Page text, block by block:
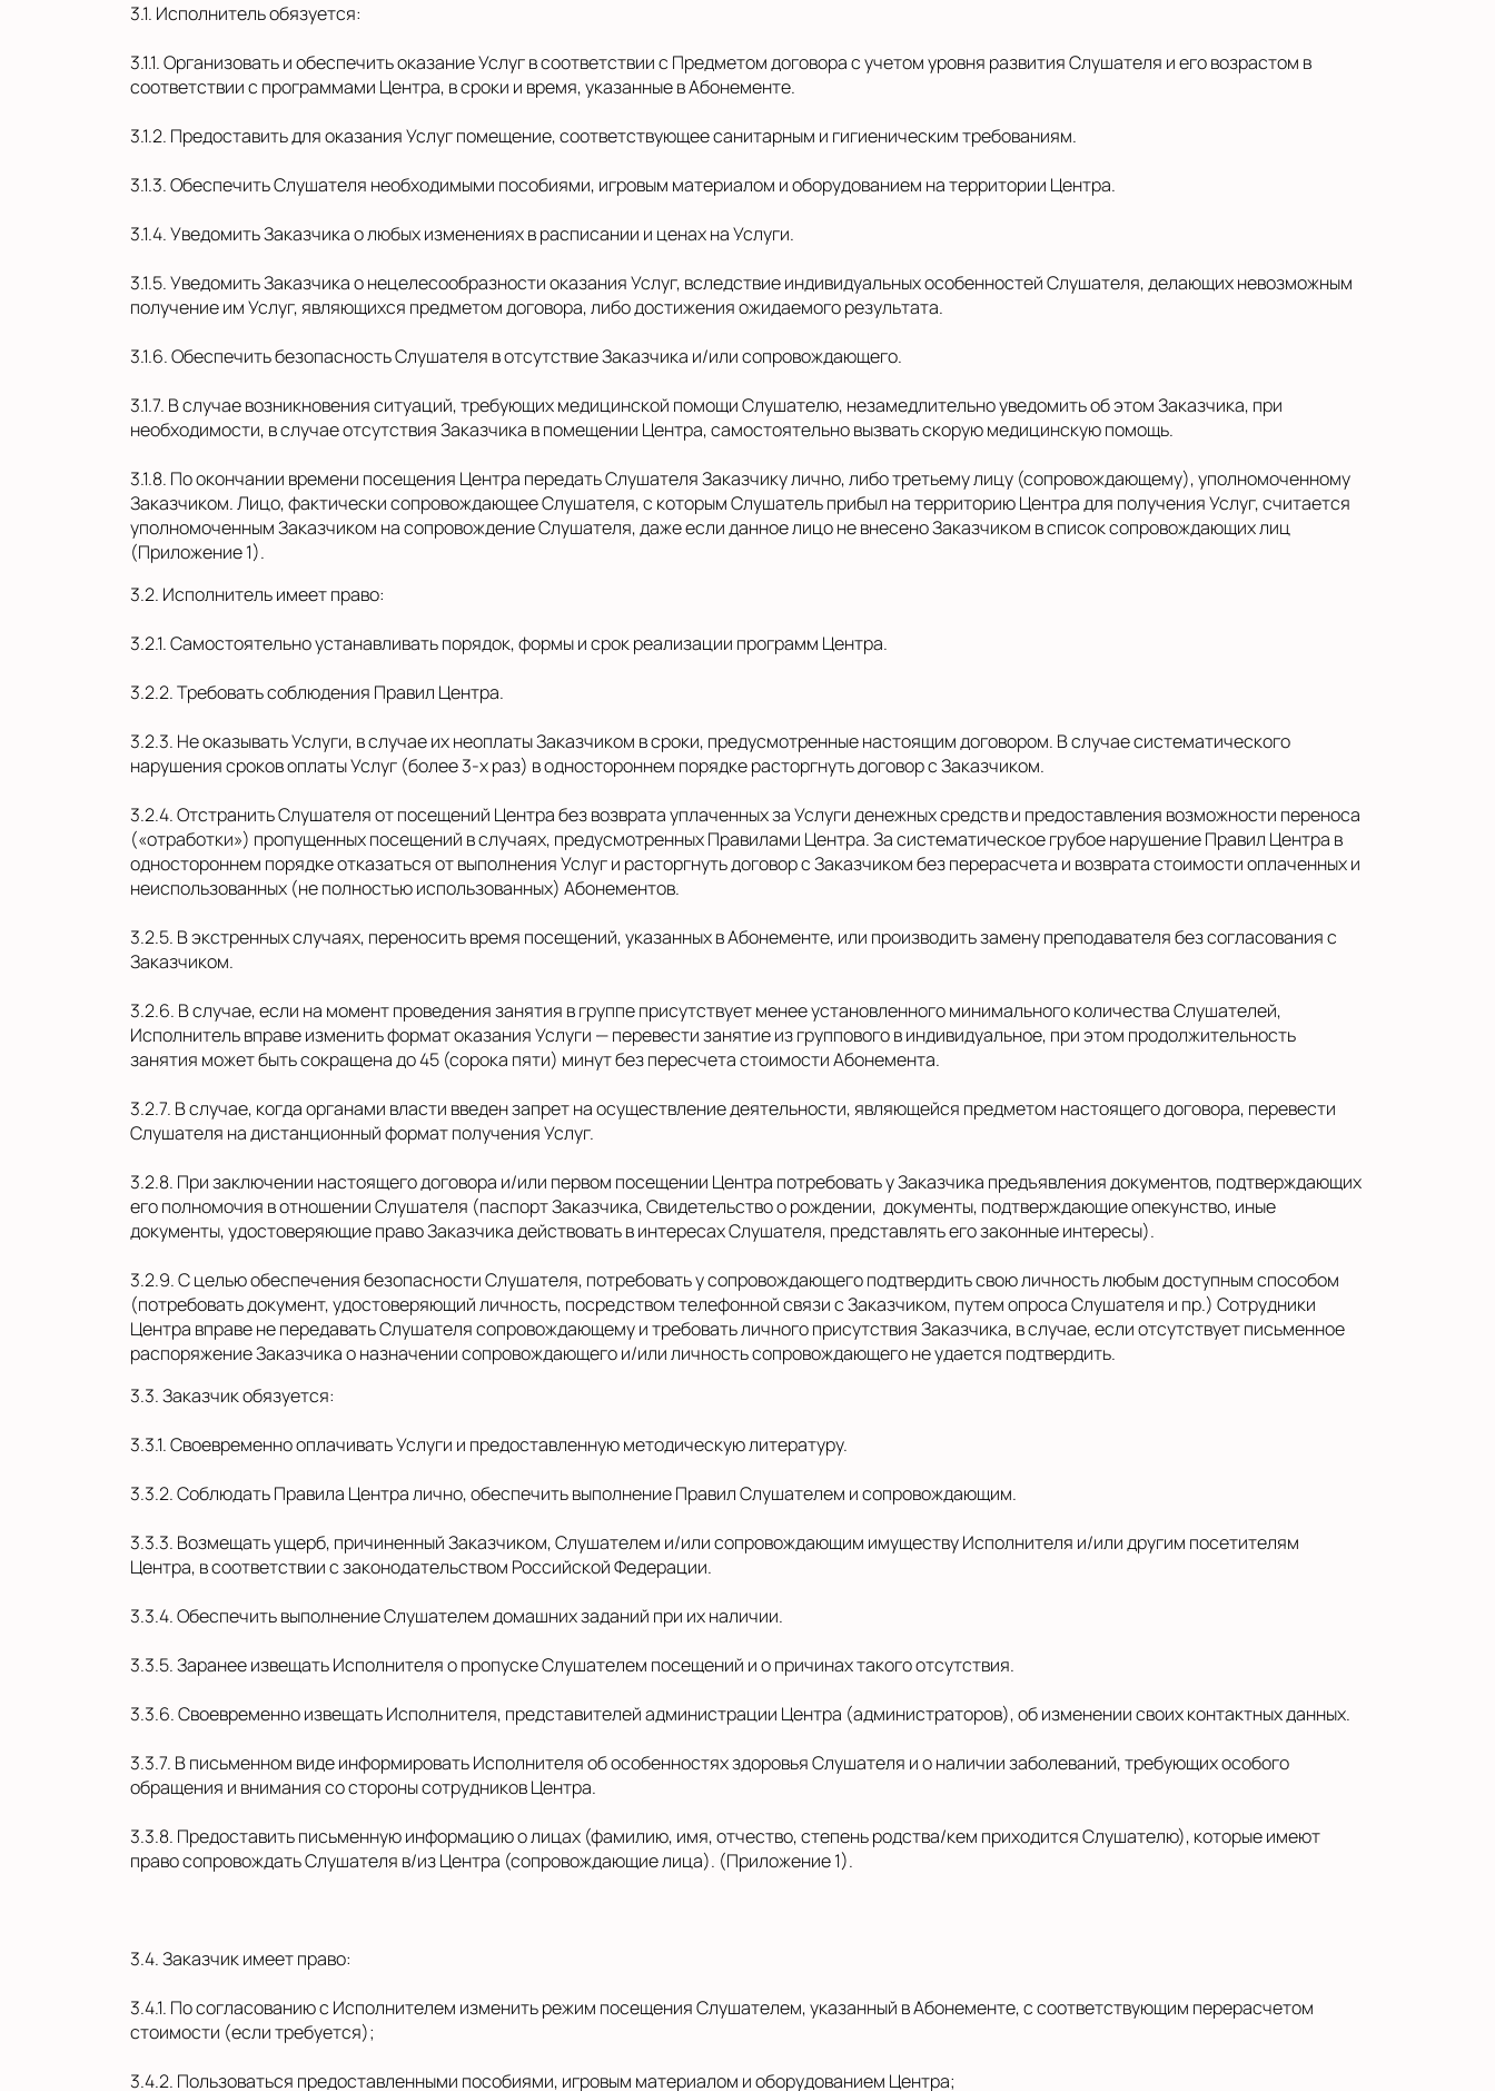
3.1. Исполнитель обязуется:
3.1.1. Организовать и обеспечить оказание Услуг в соответствии с Предметом договора с учетом уровня развития Слушателя и его возрастом в
соответствии с программами Центра, в сроки и время, указанные в Абонементе.
3.1.2. Предоставить для оказания Услуг помещение, соответствующее санитарным и гигиеническим требованиям.
3.1.3. Обеспечить Слушателя необходимыми пособиями, игровым материалом и оборудованием на территории Центра.
3.1.4. Уведомить Заказчика о любых изменениях в расписании и ценах на Услуги.
3.1.5. Уведомить Заказчика о нецелесообразности оказания Услуг, вследствие индивидуальных особенностей Слушателя, делающих невозможным
получение им Услуг, являющихся предметом договора, либо достижения ожидаемого результата.
3.1.6. Обеспечить безопасность Слушателя в отсутствие Заказчика и/или сопровождающего.
3.1.7. В случае возникновения ситуаций, требующих медицинской помощи Слушателю, незамедлительно уведомить об этом Заказчика, при
необходимости, в случае отсутствия Заказчика в помещении Центра, самостоятельно вызвать скорую медицинскую помощь.
3.1.8. По окончании времени посещения Центра передать Слушателя Заказчику лично, либо третьему лицу (сопровождающему), уполномоченному
Заказчиком. Лицо, фактически сопровождающее Слушателя, с которым Слушатель прибыл на территорию Центра для получения Услуг, считается
уполномоченным Заказчиком на сопровождение Слушателя, даже если данное лицо не внесено Заказчиком в список сопровождающих лиц
(Приложение 1).
3.2. Исполнитель имеет право:
3.2.1. Самостоятельно устанавливать порядок, формы и срок реализации программ Центра.
3.2.2. Требовать соблюдения Правил Центра.
3.2.3. Не оказывать Услуги, в случае их неоплаты Заказчиком в сроки, предусмотренные настоящим договором. В случае систематического
нарушения сроков оплаты Услуг (более 3-х раз) в одностороннем порядке расторгнуть договор с Заказчиком.
3.2.4. Отстранить Слушателя от посещений Центра без возврата уплаченных за Услуги денежных средств и предоставления возможности переноса
(«отработки») пропущенных посещений в случаях, предусмотренных Правилами Центра. За систематическое грубое нарушение Правил Центра в
одностороннем порядке отказаться от выполнения Услуг и расторгнуть договор с Заказчиком без перерасчета и возврата стоимости оплаченных и
неиспользованных (не полностью использованных) Абонементов.
3.2.5. В экстренных случаях, переносить время посещений, указанных в Абонементе, или производить замену преподавателя без согласования с
Заказчиком.
3.2.6. В случае, если на момент проведения занятия в группе присутствует менее установленного минимального количества Слушателей,
Исполнитель вправе изменить формат оказания Услуги — перевести занятие из группового в индивидуальное, при этом продолжительность
занятия может быть сокращена до 45 (сорока пяти) минут без пересчета стоимости Абонемента.
3.2.7. В случае, когда органами власти введен запрет на осуществление деятельности, являющейся предметом настоящего договора, перевести
Слушателя на дистанционный формат получения Услуг.
3.2.8. При заключении настоящего договора и/или первом посещении Центра потребовать у Заказчика предъявления документов, подтверждающих
его полномочия в отношении Слушателя (паспорт Заказчика, Свидетельство о рождении, документы, подтверждающие опекунство, иные
документы, удостоверяющие право Заказчика действовать в интересах Слушателя, представлять его законные интересы).
3.2.9. С целью обеспечения безопасности Слушателя, потребовать у сопровождающего подтвердить свою личность любым доступным способом
(потребовать документ, удостоверяющий личность, посредством телефонной связи с Заказчиком, путем опроса Слушателя и пр.) Сотрудники
Центра вправе не передавать Слушателя сопровождающему и требовать личного присутствия Заказчика, в случае, если отсутствует письменное
распоряжение Заказчика о назначении сопровождающего и/или личность сопровождающего не удается подтвердить.
3.3. Заказчик обязуется:
3.3.1. Своевременно оплачивать Услуги и предоставленную методическую литературу.
3.3.2. Соблюдать Правила Центра лично, обеспечить выполнение Правил Слушателем и сопровождающим.
3.3.3. Возмещать ущерб, причиненный Заказчиком, Слушателем и/или сопровождающим имуществу Исполнителя и/или другим посетителям
Центра, в соответствии с законодательством Российской Федерации.
3.3.4. Обеспечить выполнение Слушателем домашних заданий при их наличии.
3.3.5. Заранее извещать Исполнителя о пропуске Слушателем посещений и о причинах такого отсутствия.
3.3.6. Своевременно извещать Исполнителя, представителей администрации Центра (администраторов), об изменении своих контактных данных.
3.3.7. В письменном виде информировать Исполнителя об особенностях здоровья Слушателя и о наличии заболеваний, требующих особого
обращения и внимания со стороны сотрудников Центра.
3.3.8. Предоставить письменную информацию о лицах (фамилию, имя, отчество, степень родства/кем приходится Слушателю), которые имеют
право сопровождать Слушателя в/из Центра (сопровождающие лица). (Приложение 1).
3.4. Заказчик имеет право:
3.4.1. По согласованию с Исполнителем изменить режим посещения Слушателем, указанный в Абонементе, с соответствующим перерасчетом
стоимости (если требуется);
3.4.2. Пользоваться предоставленными пособиями, игровым материалом и оборудованием Центра;